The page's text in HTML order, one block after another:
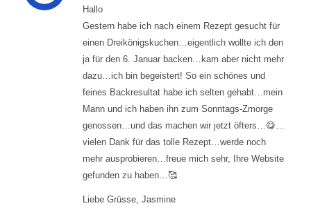
Hallo
Gestern habe ich nach einem Rezept gesucht für
einen Dreikönigskuchen…eigentlich wollte ich den
ja für den 6. Januar backen…kam aber nicht mehr
dazu…ich bin begeistert! So ein schönes und
feines Backresultat habe ich selten gehabt…mein
Mann und ich haben ihn zum Sonntags-Zmorge
genossen…und das machen wir jetzt öfters…😋…
vielen Dank für das tolle Rezept…werde noch
mehr ausprobieren…freue mich sehr, Ihre Website
gefunden zu haben…🥰
Liebe Grüsse, Jasmine